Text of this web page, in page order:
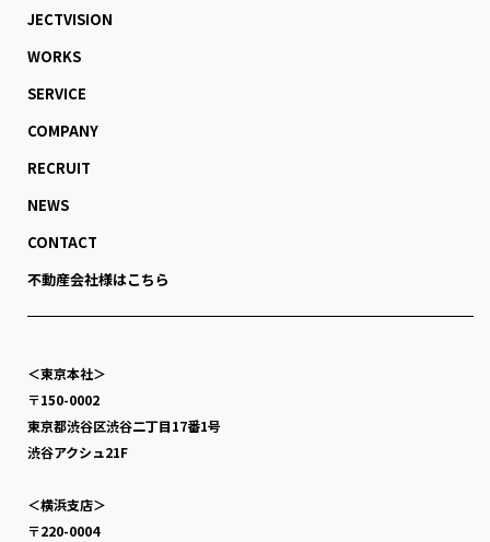
JECTVISION
WORKS
SERVICE
COMPANY
RECRUIT
NEWS
CONTACT
不動産会社様はこちら
＜東京本社＞
〒150-0002
東京都渋谷区渋谷二丁目17番1号
渋谷アクシュ21F
＜横浜支店＞
〒220-0004